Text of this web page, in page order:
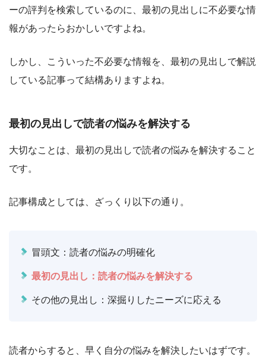
ーの評判を検索しているのに、最初の見出しに不必要な情
報があったらおかしいですよね。
しかし、こういった不必要な情報を、最初の見出しで解説
している記事って結構ありますよね。
最初の見出しで読者の悩みを解決する
大切なことは、最初の見出しで読者の悩みを解決すること
です。
記事構成としては、ざっくり以下の通り。
冒頭文：読者の悩みの明確化
最初の見出し：読者の悩みを解決する
その他の見出し：深掘りしたニーズに応える
読者からすると、早く自分の悩みを解決したいはずです。